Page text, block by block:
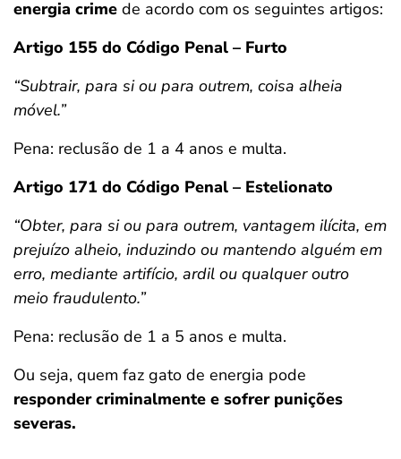
energia crime de acordo com os seguintes artigos:
Artigo 155 do Código Penal – Furto
“Subtrair, para si ou para outrem, coisa alheia
móvel.”
Pena: reclusão de 1 a 4 anos e multa.
Artigo 171 do Código Penal – Estelionato
“Obter, para si ou para outrem, vantagem ilícita, em
prejuízo alheio, induzindo ou mantendo alguém em
erro, mediante artifício, ardil ou qualquer outro
meio fraudulento.”
Pena: reclusão de 1 a 5 anos e multa.
Ou seja, quem faz gato de energia pode
responder criminalmente e sofrer punições
severas.